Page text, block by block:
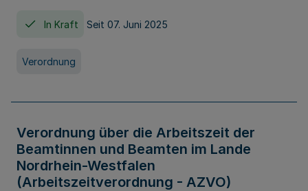
In Kraft Seit 07. Juni 2025
Verordnung
Verordnung über die Arbeitszeit der
Beamtinnen und Beamten im Lande
Nordrhein-Westfalen
(Arbeitszeitverordnung - AZVO)